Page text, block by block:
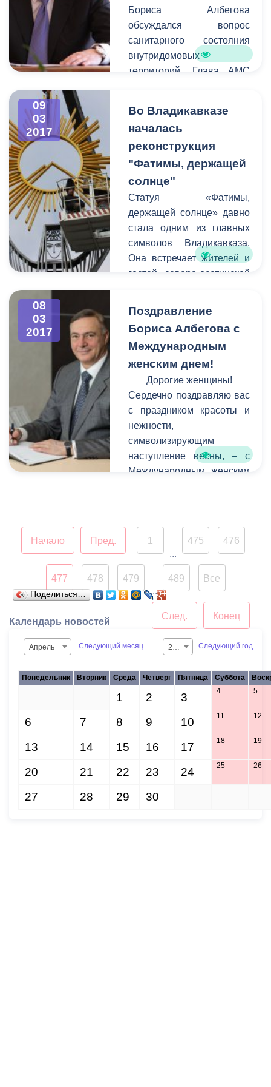
Бориса Албегова
обсуждался вопрос
санитарного состояния
внутридомовых
территорий. Глава АМС
жителями
многоквартирных домов.
Так как вышеуказанные
территории являются
зоной ответственности
управляющих компаний
совместно,
закону не имеет права
наводить на них порядок.
09
03
2017
Во Владикавказе
началась
реконструкция
"Фатимы, держащей
солнце"
Статуя «Фатимы,
держащей солнце» давно
стала одним из главных
символов Владикавказа.
Она встречает жителей и
гостей северо-осетинской
К сожалению, в последние
годы вид сооружения
оставлял желать лучшего -
оно пострадало от
коррозии, стала заметной
усталость металла.
08
03
2017
Поздравление
Бориса Албегова с
Международным
женским днем!
Дорогие женщины!
Сердечно поздравляю вас
с праздником красоты и
нежности,
символизирующим
наступление весны, – с
Международным женским
Начало Пред.
1
...
475 476
477 478
479
...
489 Все
Конец
След.
Поделиться…
Календарь новостей
Апрель Следующий месяц 2015 Следующий год
Понедельник Вторник Среда Четверг Пятница Суббота
1 2 3 4 5
6 7 8 9 10 11 12
13 14 15 16 17 18 19
20 21 22 23 24 25 26
27 28 29 30